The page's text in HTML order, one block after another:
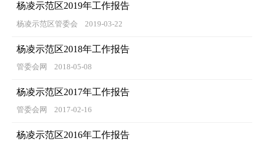
杨凌示范区2019年工作报告
杨凌示范区管委会 2019-03-22
杨凌示范区2018年工作报告
管委会网 2018-05-08
杨凌示范区2017年工作报告
管委会网 2017-02-16
杨凌示范区2016年工作报告